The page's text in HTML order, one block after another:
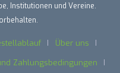
Institutionen und Vereine.
Über uns
Zahlungsbedingungen